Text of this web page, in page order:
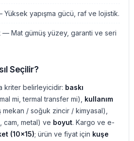
Yüksek yapışma gücü, raf ve lojistik.
— Mat gümüş yüzey, garanti ve seri
Seçilir?
kriter belirleyicidir: baskı
mi, termal transfer mi), kullanım
mekan / soğuk zincir / kimyasal),
cam, metal) ve boyut. Kargo ve e-
(10x15); ürün ve fiyat için kuşe